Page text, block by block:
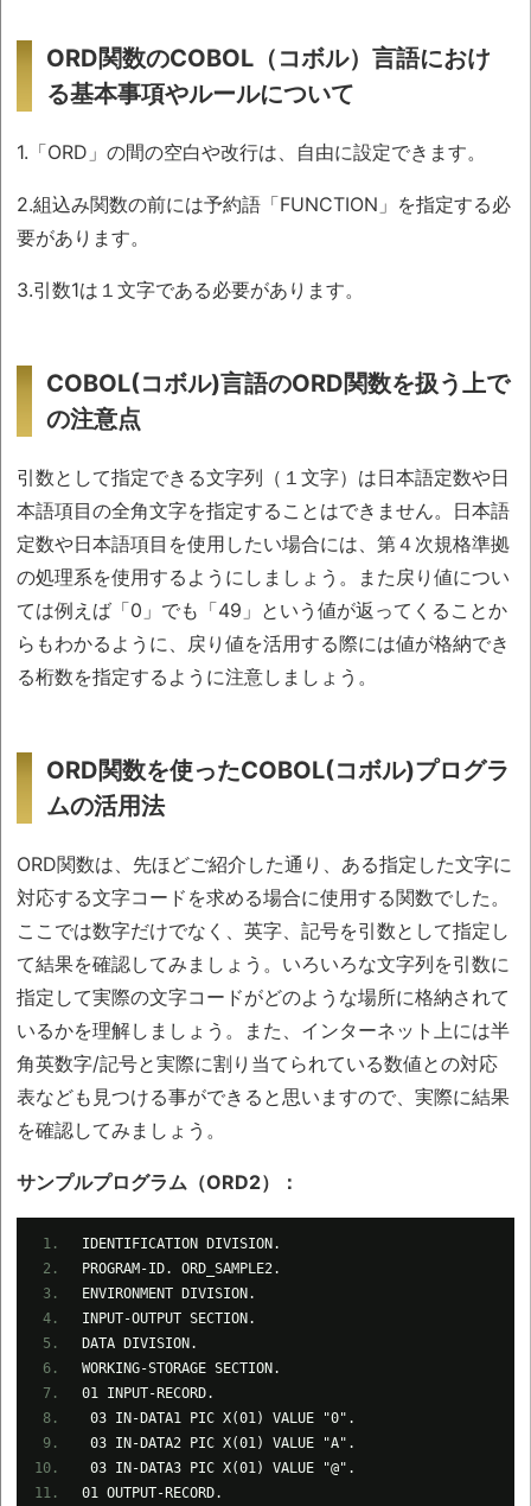
ORD関数のCOBOL（コボル）言語におけ
る基本事項やルールについて
1.「ORD」の間の空白や改行は、自由に設定できます。
2.組込み関数の前には予約語「FUNCTION」を指定する必
要があります。
3.引数1は１文字である必要があります。
COBOL(コボル)言語のORD関数を扱う上で
の注意点
引数として指定できる文字列（１文字）は日本語定数や日
本語項目の全角文字を指定することはできません。日本語
定数や日本語項目を使用したい場合には、第４次規格準拠
の処理系を使用するようにしましょう。また戻り値につい
ては例えば「0」でも「49」という値が返ってくることか
らもわかるように、戻り値を活用する際には値が格納でき
る桁数を指定するように注意しましょう。
ORD関数を使ったCOBOL(コボル)プログラ
ムの活用法
ORD関数は、先ほどご紹介した通り、ある指定した文字に
対応する文字コードを求める場合に使用する関数でした。
ここでは数字だけでなく、英字、記号を引数として指定し
て結果を確認してみましょう。いろいろな文字列を引数に
指定して実際の文字コードがどのような場所に格納されて
いるかを理解しましょう。また、インターネット上には半
角英数字/記号と実際に割り当てられている数値との対応
表なども見つける事ができると思いますので、実際に結果
を確認してみましょう。
サンプルプログラム（ORD2）：
IDENTIFICATION DIVISION.
PROGRAM-ID. ORD_SAMPLE2.
ENVIRONMENT DIVISION.
INPUT-OUTPUT SECTION.
DATA DIVISION.
WORKING-STORAGE SECTION.
01 INPUT-RECORD.
03 IN-DATA1 PIC X(01) VALUE "0".
03 IN-DATA2 PIC X(01) VALUE "A".
03 IN-DATA3 PIC X(01) VALUE "@".
01 OUTPUT-RECORD.